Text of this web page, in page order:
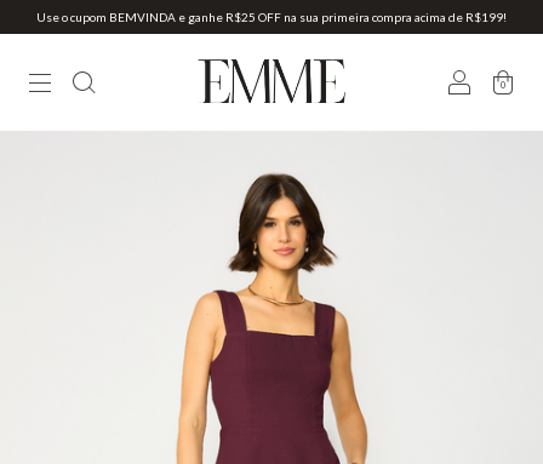
Use o cupom BEMVINDA e ganhe R$25 OFF na sua primeira compra acima de R$199!
0